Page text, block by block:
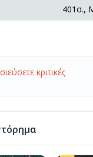
401σ.,
κριτικές